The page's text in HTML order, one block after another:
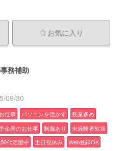
お気に入り
務補助
09/30
仕事 パソコンを活かす
残業多め
企業のお仕事 制服あり
未経験者歓迎
代活躍中 土日祝休み
Web登録OK